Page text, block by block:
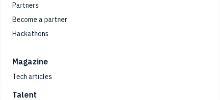
Partners
Become a partner
Hackathons
Magazine
Tech articles
Talent